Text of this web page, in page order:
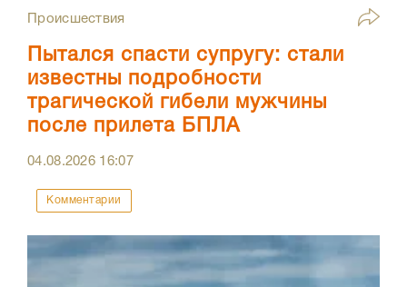
Происшествия
Пытался спасти супругу: стали
известны подробности
трагической гибели мужчины
после прилета БПЛА
04.08.2026 16:07
Комментарии